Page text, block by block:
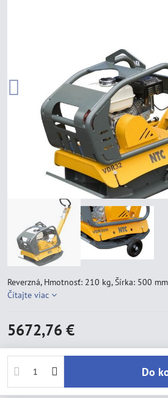
Reverzná, Hmotnosť: 210 kg, Šírka: 500
Čítajte viac
5672,76 €
Do